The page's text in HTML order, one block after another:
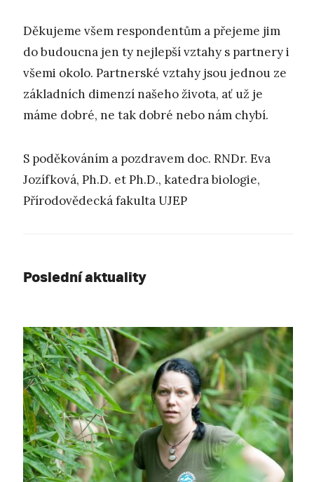
Děkujeme všem respondentům a přejeme jim
do budoucna jen ty nejlepší vztahy s partnery i
všemi okolo. Partnerské vztahy jsou jednou ze
základních dimenzí našeho života, ať už je
máme dobré, ne tak dobré nebo nám chybí.
S poděkováním a pozdravem doc. RNDr. Eva
Jozífková, Ph.D. et Ph.D., katedra biologie,
Přírodovědecká fakulta UJEP
Poslední aktuality